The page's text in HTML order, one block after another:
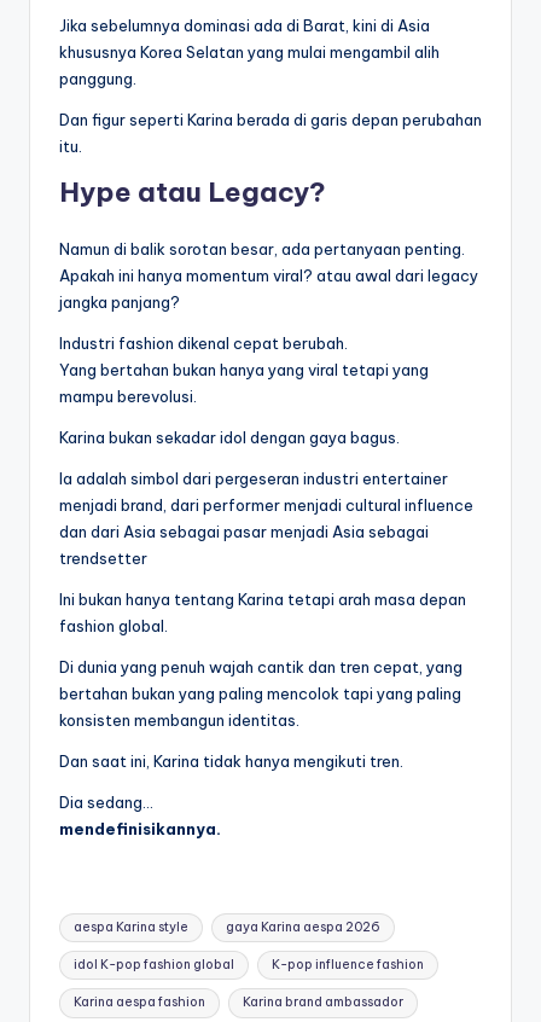
Jika sebelumnya dominasi ada di Barat, kini di Asia
khususnya Korea Selatan yang mulai mengambil alih
panggung.
Dan figur seperti Karina berada di garis depan perubahan
itu.
Hype atau Legacy?
Namun di balik sorotan besar, ada pertanyaan penting.
Apakah ini hanya momentum viral? atau awal dari legacy
jangka panjang?
Industri fashion dikenal cepat berubah.
Yang bertahan bukan hanya yang viral tetapi yang
mampu berevolusi.
Karina bukan sekadar idol dengan gaya bagus.
Ia adalah simbol dari pergeseran industri entertainer
menjadi brand, dari performer menjadi cultural influence
dan dari Asia sebagai pasar menjadi Asia sebagai
trendsetter
Ini bukan hanya tentang Karina tetapi arah masa depan
fashion global.
Di dunia yang penuh wajah cantik dan tren cepat, yang
bertahan bukan yang paling mencolok tapi yang paling
konsisten membangun identitas.
Dan saat ini, Karina tidak hanya mengikuti tren.
Dia sedang…
mendefinisikannya.
Tags:
aespa Karina style gaya Karina aespa 2026
idol K-pop fashion global K-pop influence fashion
Karina aespa fashion Karina brand ambassador